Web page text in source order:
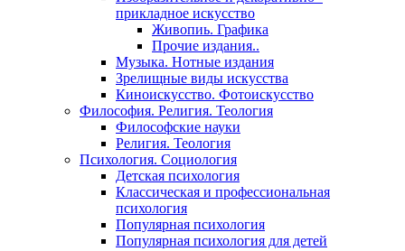
прикладное искусство
Живопиь. Графика
Прочие издания..
Музыка. Нотные издания
Зрелищные виды искусства
Киноискусство. Фотоискусство
Философия. Религия. Теология
Философские науки
Религия. Теология
Психология. Социология
Детская психология
Классическая и профессиональная
психология
Популярная психология
Популярная психология для детей